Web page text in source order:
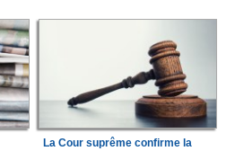
La Cour suprême confirme la